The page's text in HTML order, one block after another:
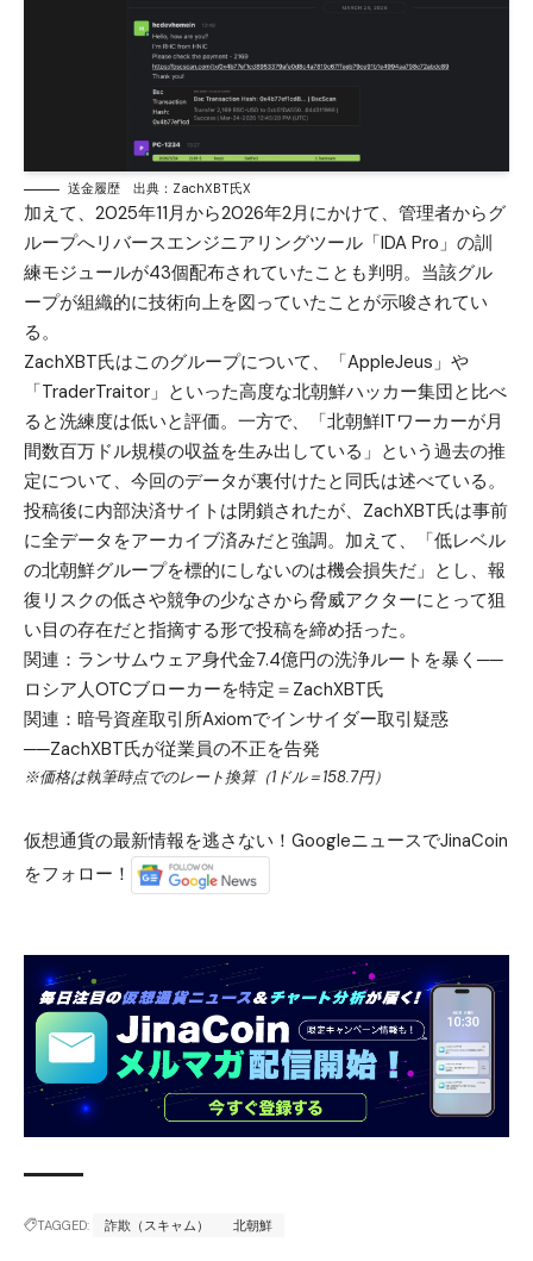
送金履歴 出典：ZachXBT氏X
加えて、2025年11月から2026年2月にかけて、管理者からグ
ループへリバースエンジニアリングツール「IDA Pro」の訓
練モジュールが43個配布されていたことも判明。当該グル
ープが組織的に技術向上を図っていたことが示唆されてい
る。
ZachXBT氏はこのグループについて、「AppleJeus」や
「TraderTraitor」といった高度な北朝鮮ハッカー集団と比べ
ると洗練度は低いと評価。一方で、「北朝鮮ITワーカーが月
間数百万ドル規模の収益を生み出している」という過去の推
定について、今回のデータが裏付けたと同氏は述べている。
投稿後に内部決済サイトは閉鎖されたが、ZachXBT氏は事前
に全データをアーカイブ済みだと強調。加えて、「低レベル
の北朝鮮グループを標的にしないのは機会損失だ」とし、報
復リスクの低さや競争の少なさから脅威アクターにとって狙
い目の存在だと指摘する形で投稿を締め括った。
関連： ランサムウェア身代金7.4億円の洗浄ルートを暴く──
ロシア人OTCブローカーを特定＝ZachXBT氏
関連： 暗号資産取引所Axiomでインサイダー取引疑惑
──ZachXBT氏が従業員の不正を告発
※価格は執筆時点でのレート換算（1ドル＝158.7円）
仮想通貨の最新情報を逃さない！GoogleニュースでJinaCoin
をフォロー！
TAGGED: 詐欺（スキャム） 北朝鮮